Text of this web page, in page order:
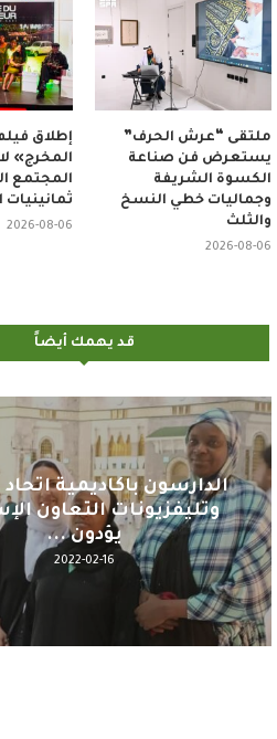
إطلاق
المخرج»
المجتمع
2026-08-06
ملتقى “عرش الحرف”
يستعرض فن صناعة
الكسوة الشريفة
وجماليات خطي النسخ
والثلث
2026-08-06
قد يهمك أيضاً
اليوم : المشاركة
التحضيري لمنظمي قمة
2022-04-12